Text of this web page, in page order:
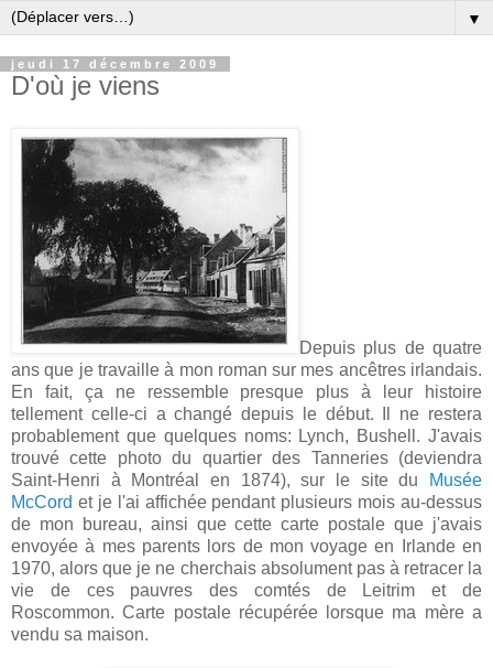
▼
jeudi 17 décembre 2009
D'où je viens
Depuis plus de quatre
ans que je travaille à mon roman sur mes ancêtres irlandais.
En fait, ça ne ressemble presque plus à leur histoire
tellement celle-ci a changé depuis le début. Il ne restera
probablement que quelques noms: Lynch, Bushell. J'avais
trouvé cette photo du quartier des Tanneries (deviendra
Saint-Henri à Montréal en 1874), sur le site du
Musée
McCord et je l'ai affichée pendant plusieurs mois au-dessus
de mon bureau, ainsi que cette carte postale que j'avais
envoyée à mes parents lors de mon voyage en Irlande en
1970, alors que je ne cherchais absolument pas à retracer la
vie de ces pauvres des comtés de Leitrim et de
Roscommon. Carte postale récupérée lorsque ma mère a
vendu sa maison.